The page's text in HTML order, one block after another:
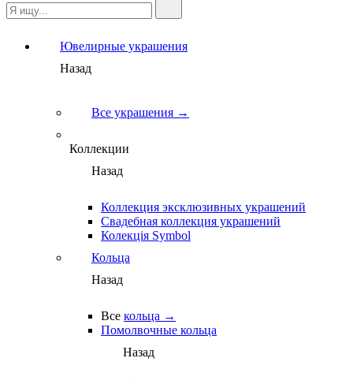
Ювелирные украшения
Назад
Все украшения →
Коллекции
Назад
Коллекция эксклюзивных украшений
Свадебная коллекция украшений
Колекція Symbol
Кольца
Назад
Все кольца →
Помолвочные кольца
Назад